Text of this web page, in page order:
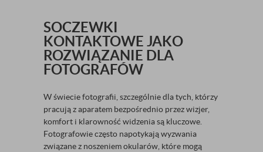
SOCZEWKI
KONTAKTOWE JAKO
ROZWIĄZANIE DLA
FOTOGRAFÓW
W świecie fotografii, szczególnie dla tych, którzy
pracują z aparatem bezpośrednio przez wizjer,
komfort i klarowność widzenia są kluczowe.
Fotografowie często napotykają wyzwania
związane z noszeniem okularów, które mogą